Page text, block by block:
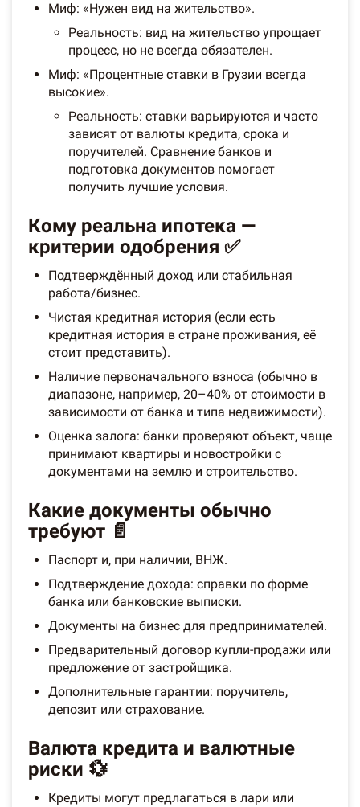
Миф: «Нужен вид на жительство».
Реальность: вид на жительство упрощает
процесс, но не всегда обязателен.
Миф: «Процентные ставки в Грузии всегда
высокие».
Реальность: ставки варьируются и часто
зависят от валюты кредита, срока и
поручителей. Сравнение банков и
подготовка документов помогает
получить лучшие условия.
Кому реальна ипотека —
критерии одобрения ✅
Подтверждённый доход или стабильная
работа/бизнес.
Чистая кредитная история (если есть
кредитная история в стране проживания, её
стоит представить).
Наличие первоначального взноса (обычно в
диапазоне, например, 20–40% от стоимости в
зависимости от банка и типа недвижимости).
Оценка залога: банки проверяют объект, чаще
принимают квартиры и новостройки с
документами на землю и строительство.
Какие документы обычно
требуют 📄
Паспорт и, при наличии, ВНЖ.
Подтверждение дохода: справки по форме
банка или банковские выписки.
Документы на бизнес для предпринимателей.
Предварительный договор купли-продажи или
предложение от застройщика.
Дополнительные гарантии: поручитель,
депозит или страхование.
Валюта кредита и валютные
риски 💱
Кредиты могут предлагаться в лари или